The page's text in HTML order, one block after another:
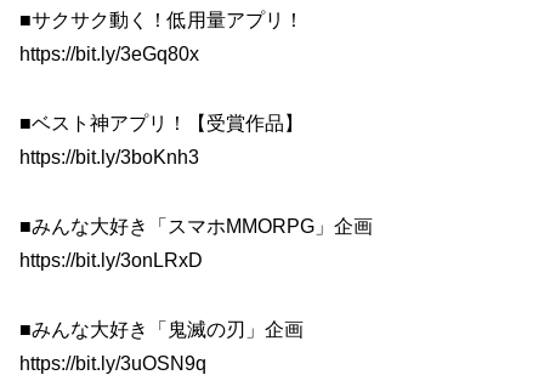
■サクサク動く！低用量アプリ！
https://bit.ly/3eGq80x
■ベスト神アプリ！【受賞作品】
https://bit.ly/3boKnh3
■みんな大好き「スマホMMORPG」企画
https://bit.ly/3onLRxD
■みんな大好き「鬼滅の刃」企画
https://bit.ly/3uOSN9q